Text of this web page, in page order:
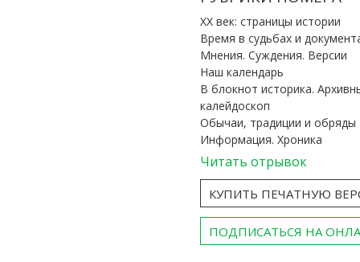
ХХ век: страницы истории
Время в судьбах и
Мнения. Суждения. Версии
Наш календарь
В блокнот историка.
калейдоскоп
Обычаи, традиции и обряды
Информация. Хроника
Читать отрывок
КУПИТЬ ПЕЧАТНУЮ
ПОДПИСАТЬСЯ НА